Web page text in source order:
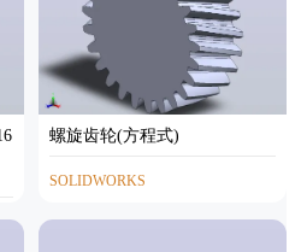
螺旋齿轮(方程式)
SOLIDWORKS